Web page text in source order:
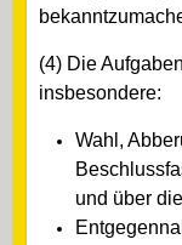
(4) Die
insbesondere:
Wahl,
und über